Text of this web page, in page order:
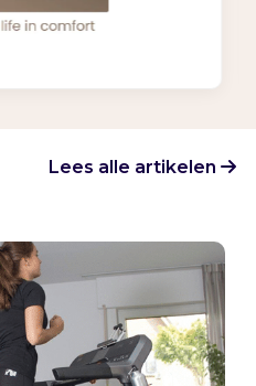
Lees alle artikelen